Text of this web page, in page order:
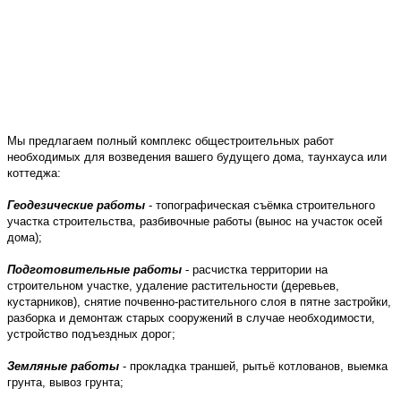
Мы предлагаем полный комплекс общестроительных работ
необходимых для возведения вашего будущего дома, таунхауса или
коттеджа:
Геодезические работы - топографическая съёмка строительного
участка строительства, разбивочные работы (вынос на участок осей
дома);
Подготовительные работы - расчистка территории на
строительном участке, удаление растительности (деревьев,
кустарников), снятие почвенно-растительного слоя в пятне застройки,
разборка и демонтаж старых сооружений в случае необходимости,
устройство подъездных дорог;
Земляные работы - прокладка траншей, рытьё котлованов, выемка
грунта, вывоз грунта;